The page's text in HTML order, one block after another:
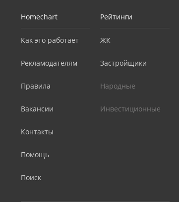
Homechart
Как это работает
Рекламодателям
Правила
Вакансии
Контакты
Помощь
Поиск
Рейтинги
ЖК
Застройщики
Народные
Инвестиционные